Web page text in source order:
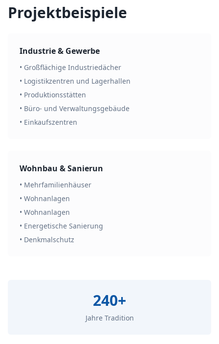
Projektbeispiele
Industrie & Gewerbe
• Großflächige Industriedächer
• Logistikzentren und Lagerhallen
• Produktionsstätten
• Büro- und Verwaltungsgebäude
• Einkaufszentren
Wohnbau & Sanierun
• Mehrfamilienhäuser
• Wohnanlagen
• Wohnanlagen
• Energetische Sanierung
• Denkmalschutz
240+
Jahre Tradition